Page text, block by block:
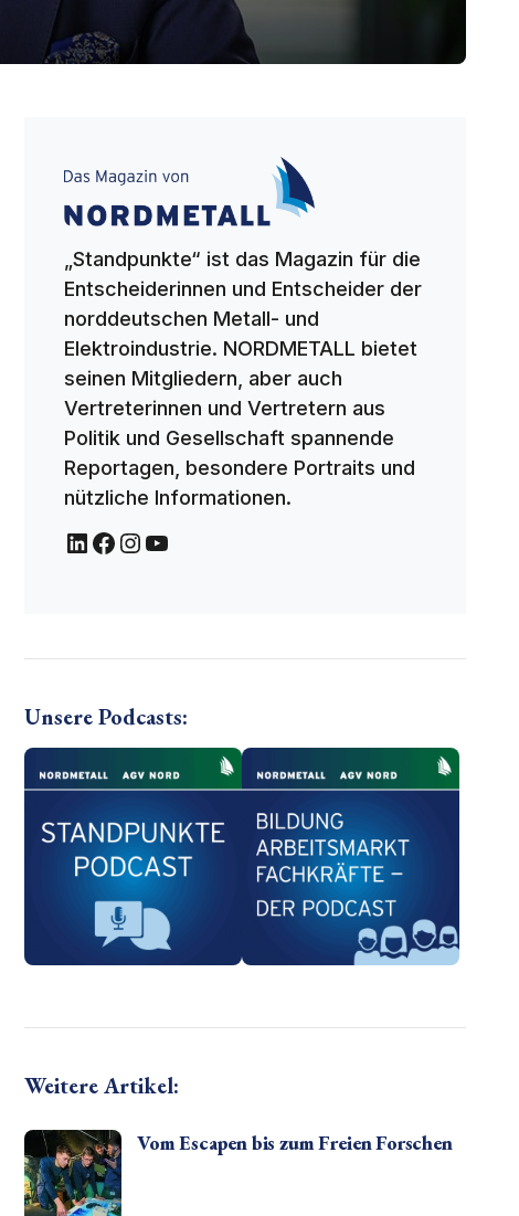
„Standpunkte“ ist das Magazin für die
Entscheiderinnen und Entscheider der
norddeutschen Metall- und
Elektroindustrie. NORDMETALL bietet
seinen Mitgliedern, aber auch
Vertreterinnen und Vertretern aus
Politik und Gesellschaft spannende
Reportagen, besondere Portraits und
nützliche Informationen.
Unsere Podcasts:
Weitere Artikel:
Vom Escapen bis zum Freien Forschen